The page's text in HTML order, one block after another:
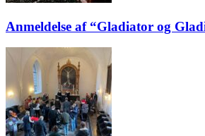
Anmeldelse af “Gladiator og